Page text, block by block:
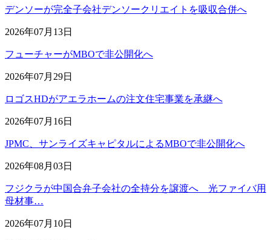
デンソーが完全子会社デンソークリエイトを吸収合併へ
2026年07月13日
フューチャーがMBOで非公開化へ
2026年07月29日
ロゴスHDがアエラホームの注文住宅事業を承継へ
2026年07月16日
JPMC、サンライズキャピタルによるMBOで非公開化へ
2026年08月03日
フジクラが中国合弁子会社の全持分を譲渡へ 光ファイバ用
母材事…
2026年07月10日